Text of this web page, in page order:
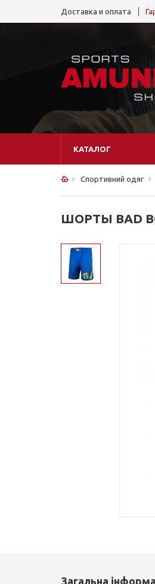
Доставка и оплата
КАТАЛОГ
Спортивний одяг
ШОРТЫ BAD
Загальна